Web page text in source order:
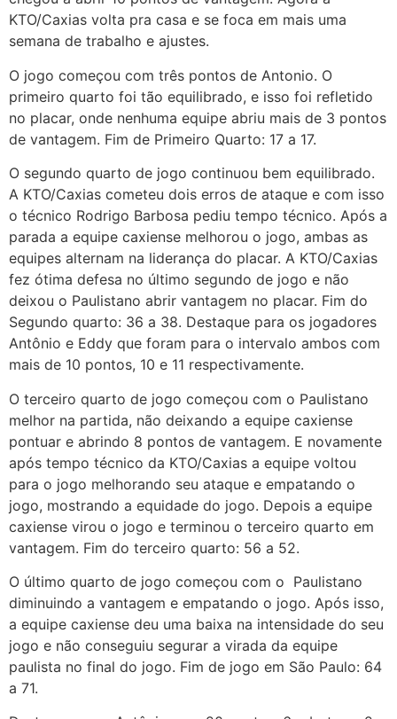
KTO/Caxias volta pra casa e se foca em mais uma
semana de trabalho e ajustes.
O jogo começou com três pontos de Antonio. O
primeiro quarto foi tão equilibrado, e isso foi refletido
no placar, onde nenhuma equipe abriu mais de 3 pontos
de vantagem. Fim de Primeiro Quarto: 17 a 17.
O segundo quarto de jogo continuou bem equilibrado.
A KTO/Caxias cometeu dois erros de ataque e com isso
o técnico Rodrigo Barbosa pediu tempo técnico. Após a
parada a equipe caxiense melhorou o jogo, ambas as
equipes alternam na liderança do placar. A KTO/Caxias
fez ótima defesa no último segundo de jogo e não
deixou o Paulistano abrir vantagem no placar. Fim do
Segundo quarto: 36 a 38. Destaque para os jogadores
Antônio e Eddy que foram para o intervalo ambos com
mais de 10 pontos, 10 e 11 respectivamente.
O terceiro quarto de jogo começou com o Paulistano
melhor na partida, não deixando a equipe caxiense
pontuar e abrindo 8 pontos de vantagem. E novamente
após tempo técnico da KTO/Caxias a equipe voltou
para o jogo melhorando seu ataque e empatando o
jogo, mostrando a equidade do jogo. Depois a equipe
caxiense virou o jogo e terminou o terceiro quarto em
vantagem. Fim do terceiro quarto: 56 a 52.
O último quarto de jogo começou com o Paulistano
diminuindo a vantagem e empatando o jogo. Após isso,
a equipe caxiense deu uma baixa na intensidade do seu
jogo e não conseguiu segurar a virada da equipe
paulista no final do jogo. Fim de jogo em São Paulo: 64
a 71.